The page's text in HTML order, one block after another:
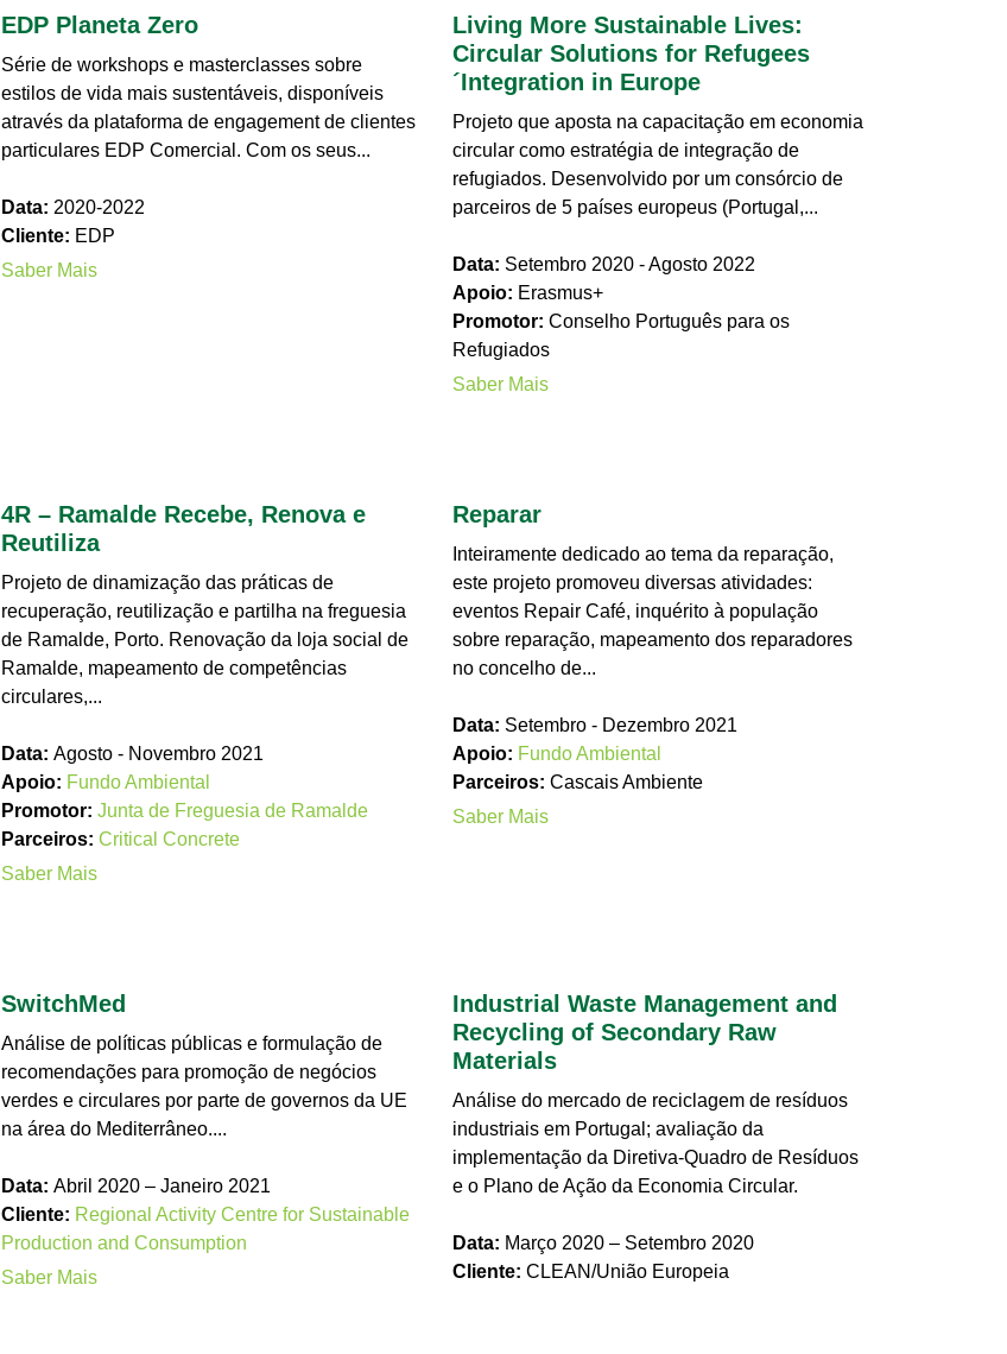
EDP Planeta Zero
Série de workshops e masterclasses sobre
estilos de vida mais sustentáveis, disponíveis
através da plataforma de engagement de clientes
particulares EDP Comercial. Com os seus...
Data: 2020-2022
Cliente: EDP
Saber Mais
Living More Sustainable Lives:
Circular Solutions for Refugees
´Integration in Europe
Projeto que aposta na capacitação em economia
circular como estratégia de integração de
refugiados. Desenvolvido por um consórcio de
parceiros de 5 países europeus (Portugal,...
Data: Setembro 2020 - Agosto 2022
Apoio: Erasmus+
Promotor: Conselho Português para os
Refugiados
Saber Mais
4R – Ramalde Recebe, Renova e
Reutiliza
Projeto de dinamização das práticas de
recuperação, reutilização e partilha na freguesia
de Ramalde, Porto. Renovação da loja social de
Ramalde, mapeamento de competências
circulares,...
Data:Agosto - Novembro 2021
Apoio: Fundo Ambiental
Promotor:Junta de Freguesia de Ramalde
Parceiros:Critical Concrete
Saber Mais
Reparar
Inteiramente dedicado ao tema da reparação,
este projeto promoveu diversas atividades:
eventos Repair Café, inquérito à população
sobre reparação, mapeamento dos reparadores
no concelho de...
Data: Setembro - Dezembro 2021
Apoio: Fundo Ambiental
Parceiros: Cascais Ambiente
Saber Mais
SwitchMed
Análise de políticas públicas e formulação de
recomendações para promoção de negócios
verdes e circulares por parte de governos da UE
na área do Mediterrâneo....
Data:Abril 2020 – Janeiro 2021
Cliente: Regional Activity Centre for Sustainable
Production and Consumption
Saber Mais
Industrial Waste Management and
Recycling of Secondary Raw
Materials
Análise do mercado de reciclagem de resíduos
industriais em Portugal; avaliação da
implementação da Diretiva-Quadro de Resíduos
e o Plano de Ação da Economia Circular.
Data: Março 2020 – Setembro 2020
Cliente: CLEAN/União Europeia